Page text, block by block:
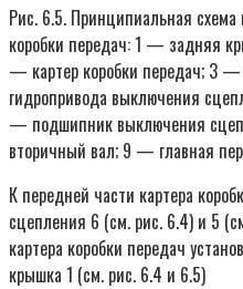
Рис. 6.5. Принципиальная
коробки передач: 1 — задняя
— картер коробки передач; 3
гидропривода выключения
— подшипник выключения
вторичный вал; 9 — главная
К передней части картера
сцепления 6 (см. рис. 6.4) и 5
картера коробки передач
крышка 1 (см. рис. 6.4 и 6.5)